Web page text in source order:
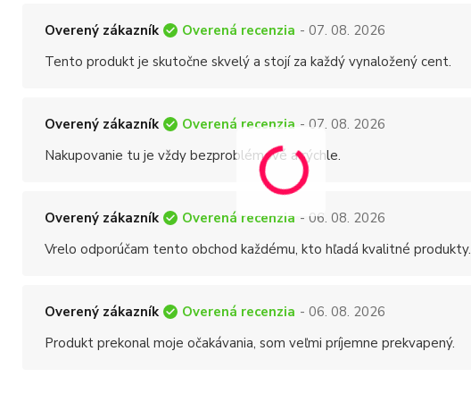
Overený zákazník Overená recenzia - 07. 08. 2026
Tento produkt je skutočne skvelý a stojí za každý vynaložený cent.
Overený zákazník Overená recenzia - 07. 08. 2026
Nakupovanie tu je vždy bezproblémové a rýchle.
Overený zákazník Overená recenzia - 06. 08. 2026
Vrelo odporúčam tento obchod každému, kto hľadá kvalitné produkty.
Overený zákazník Overená recenzia - 06. 08. 2026
Produkt prekonal moje očakávania, som veľmi príjemne prekvapený.